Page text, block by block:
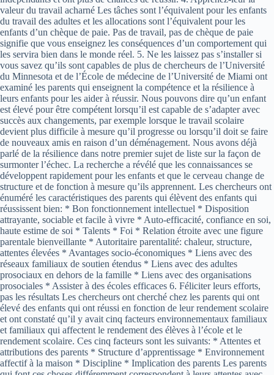
valeur du travail acharné Les tâches sont l’équivalent pour les enfants
du travail des adultes et les allocations sont l’équivalent pour les
enfants d’un chèque de paie. Pas de travail, pas de chèque de paie
signifie que vous enseignez les conséquences d’un comportement qui
les servira bien dans le monde réel. 5. Ne les laissez pas s’installer si
vous savez qu’ils sont capables de plus de chercheurs de l’Université
du Minnesota et de l’École de médecine de l’Université de Miami ont
examiné les parents qui enseignent la compétence et la résilience à
leurs enfants pour les aider à réussir. Nous pouvons dire qu’un enfant
est élevé pour être compétent lorsqu’il est capable de s’adapter avec
succès aux changements, par exemple lorsque le travail scolaire
devient plus difficile à mesure qu’il progresse ou lorsqu’il doit se faire
de nouveaux amis en raison d’un déménagement. Nous avons déjà
parlé de la résilience dans notre premier sujet de liste sur la façon de
surmonter l’échec. La recherche a révélé que les connaissances se
développent rapidement pour les enfants et que le cerveau change de
structure et de fonction à mesure qu’ils apprennent. Les chercheurs ont
énuméré les caractéristiques des parents qui élèvent des enfants qui
réussissent bien: * Bon fonctionnement intellectuel * Disposition
attrayante, sociable et facile à vivre * Auto-efficacité, confiance en soi,
haute estime de soi * Talents * Foi * Relation étroite avec une figure
parentale bienveillante * Autoritaire parentalité: chaleur, structure,
attentes élevées * Avantages socio-économiques * Liens avec des
réseaux familiaux de soutien étendus * Liens avec des adultes
prosociaux en dehors de la famille * Liens avec des organisations
prosociales * Assister à des écoles efficaces 6. Féliciter leurs efforts,
pas les résultats Les chercheurs ont cherché chez les parents qui ont
élevé des enfants qui ont réussi en fonction de leur rendement scolaire
et ont constaté qu’il y avait cinq facteurs environnementaux familiaux
et familiaux qui affectent le rendement des élèves à l’école et le
rendement scolaire. Ces cinq facteurs sont les suivants: * Attentes et
attributions des parents * Structure d’apprentissage * Environnement
affectif à la maison * Discipline * Implication des parents Les parents